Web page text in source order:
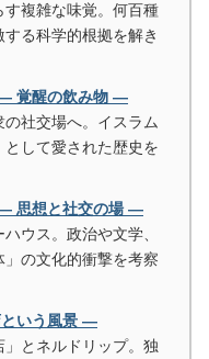
複雑な味覚。何百種
る科学的根拠を解き
― 覚醒の飲み物 ―
社交場へ。イスラム
して愛された歴史を
思想と社交の場 ―
ウス。政治や文学、
の文化的衝撃を考察
いう風景 ―
とネルドリップ。独